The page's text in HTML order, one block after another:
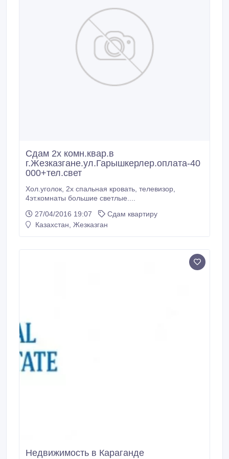
Сдам 2х комн.квар.в
г.Жезказгане.ул.Гарышкерлер.оплата-40
000+тел.свет
Хол.уголок, 2х спальная кровать, телевизор,
4эт.комнаты большие светлые....
27/04/2016 19:07
Сдам квартиру
Казахстан, Жезказган
Недвижимость в Караганде